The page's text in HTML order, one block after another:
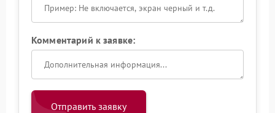
Комментарий к заявке:
Отправить заявку